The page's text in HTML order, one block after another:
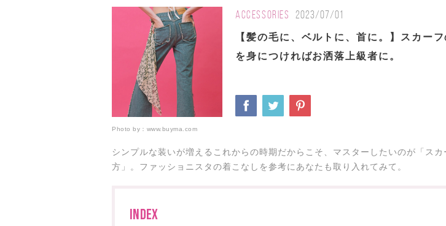
ACCESSORIES 2023/07/01
【髪の毛に、ベルトに、首に。】スカー
を身につければお洒落上級者に。
Photo by： www.buyma.com
シンプルな装いが増えるこれからの時期だからこそ、マスターしたいのが「スカ
方」。ファッショニスタの着こなしを参考にあなたも取り入れてみて。
INDEX